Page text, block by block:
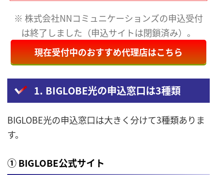
※ 株式会社NNコミュニケーションズの申込受付
は終了しました（申込サイトは閉鎖済み）。
現在受付中のおすすめ代理店はこちら
1. BIGLOBE光の申込窓口は3種類
BIGLOBE光の申込窓口は大きく分けて3種類ありま
す。
① BIGLOBE公式サイト